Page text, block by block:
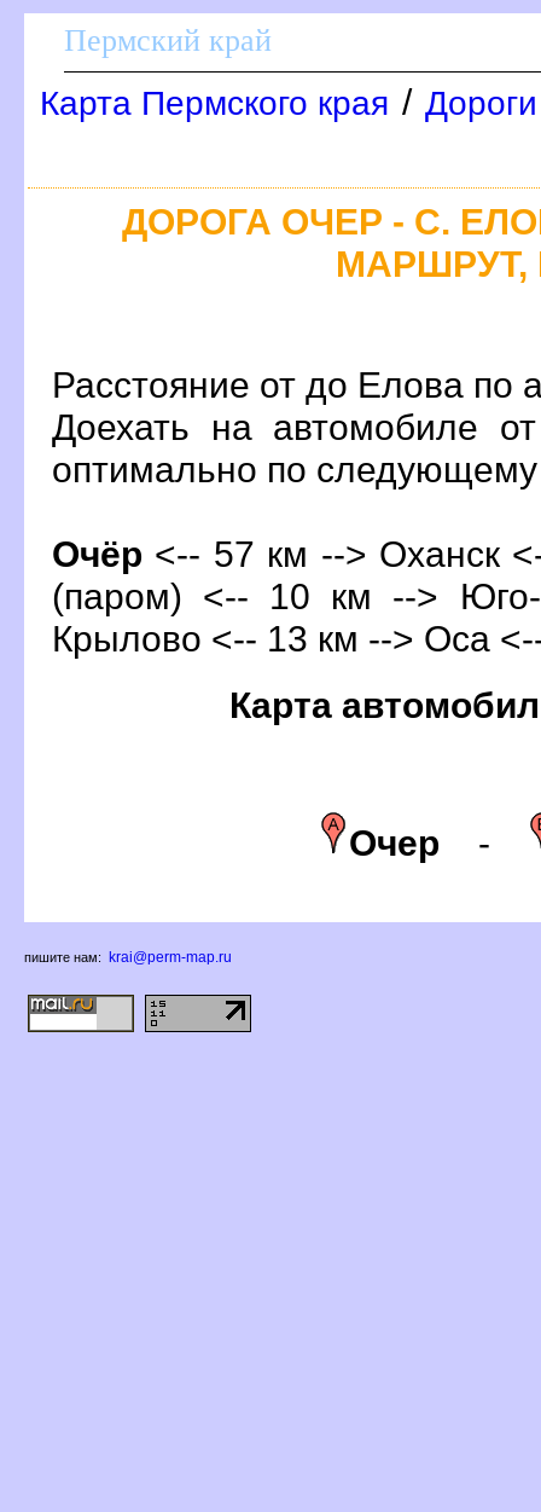
Пермский край
Карта Пермского края /
ДОРОГА ОЧЕР - С.
МАРШРУТ,
Расстояние от до Елова по
Доехать на автомобиле
оптимально по
Очёр <-- 57 км --> Оханск
(паром) <-- 10 км -->
Крылово <-- 13 км --> Оса
Карта
Очер -
пишите нам: krai@perm-map.ru